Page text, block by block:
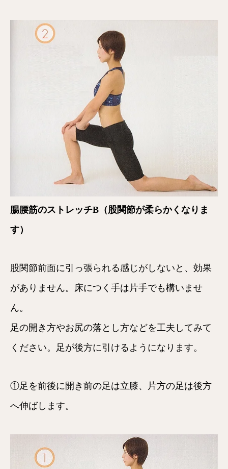
腸腰筋のストレッチB（股関節が柔らかくなりま
す）
股関節前面に引っ張られる感じがしないと、効果
がありません。床につく手は片手でも構いませ
ん。
足の開き方やお尻の落とし方などを工夫してみて
ください。足が後方に引けるようになります。
①足を前後に開き前の足は立膝、片方の足は後方
へ伸ばします。
HOME

クーポン